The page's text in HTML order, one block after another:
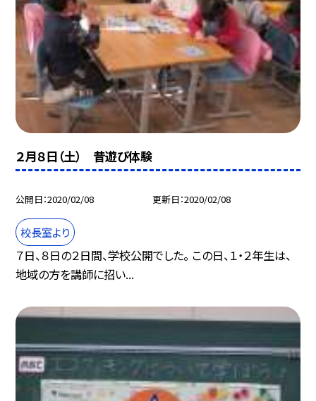
２月８日（土） 昔遊び体験
公開日 2020/02/08 更新日 2020/02/08
校長室より
７日、８日の２日間、学校公開でした。 この日、１・２年生は、
地域の方を講師に招い...